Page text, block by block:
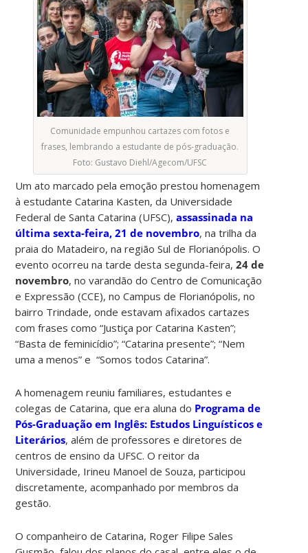
Comunidade empunhou cartazes com fotos e
frases, lembrando a estudante de pós-graduação.
Foto: Gustavo Diehl/Agecom/UFSC
Um ato marcado pela emoção prestou homenagem
à estudante Catarina Kasten, da Universidade
Federal de Santa Catarina (UFSC),assassinada na
última sexta-feira, 21 de novembro, na trilha da
praia do Matadeiro, na região Sul de Florianópolis. O
evento ocorreu na tarde desta segunda-feira,24 de
novembro, no varandão do Centro de Comunicação
e Expressão (CCE), no Campus de Florianópolis, no
bairro Trindade, onde estavam afixados cartazes
com frases como “Justiça por Catarina Kasten”;
“Basta de feminicídio”; “Catarina presente”; “Nem
uma a menos” e “Somos todos Catarina”.
A homenagem reuniu familiares, estudantes e
colegas de Catarina, que era aluna do Programa de
Pós-Graduação em Inglês: Estudos Linguísticos e
Literários, além de professores e diretores de
centros de ensino da UFSC. O reitor da
Universidade, Irineu Manoel de Souza, participou
discretamente, acompanhado por membros da
gestão.
O companheiro de Catarina, Roger Filipe Sales